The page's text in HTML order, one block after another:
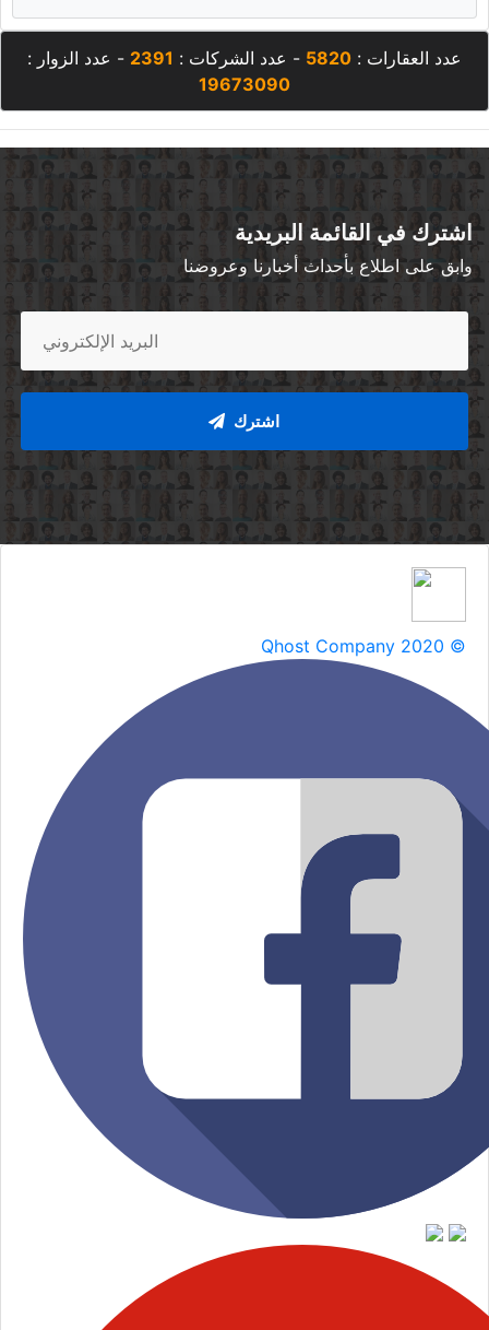
عدد العقارات : 5820 - عدد الشركات : 2391 - عدد الزوار :
19673090
اشترك في القائمة البريدية
وابق على اطلاع بأحداث أخبارنا وعروضنا
اشترك
Qhost Company 2020 ©